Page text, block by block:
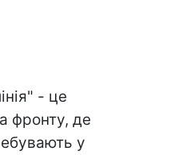
- це
фронту, де
у